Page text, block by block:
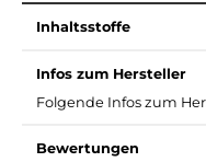
Inhaltsstoffe
Infos zum Hersteller
Folgende Infos zum
Bewertungen